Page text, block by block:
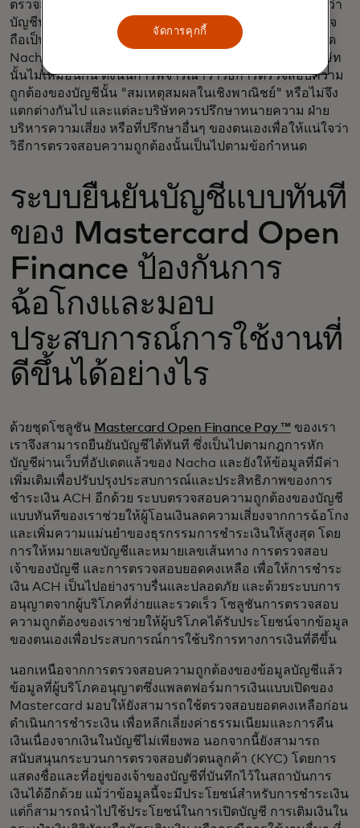
ตรวจสอบความถูกต้องอื่นๆ อีกด้วย ตัวอย่างเช่น การพิสูจน์ว่า
บัญชีนั้นมีประวัติการชำระเงินสำเร็จที่น่าเชื่อถือมาก่อน อาจ
ถือเป็นการตรวจสอบความถูกต้องที่เพียงพอแล้ว ในท้ายที่สุด
Nacha ตระหนักดีว่าสถานะและสถานการณ์ของแต่ละบริษัท
นั้นไม่เหมือนกัน ดังนั้นการพิจารณาว่าวิธีการตรวจสอบความ
ถูกต้องของบัญชีนั้น "สมเหตุสมผลในเชิงพาณิชย์" หรือไม่จึง
แตกต่างกันไป และแต่ละบริษัทควรปรึกษาทนายความ ฝ่าย
บริหารความเสี่ยง หรือที่ปรึกษาอื่นๆ ของตนเองเพื่อให้แน่ใจว่า
วิธีการตรวจสอบความถูกต้องนั้นเป็นไปตามข้อกำหนด
ระบบยืนยันบัญชีแบบทันที
ของ Mastercard Open
Finance ป้องกันการ
ฉ้อโกงและมอบ
ประสบการณ์การใช้งานที่
ดีขึ้นได้อย่างไร
ด้วยชุดโซลูชัน Mastercard Open Finance Pay ™ ของเรา
เราจึงสามารถยืนยันบัญชีได้ทันที ซึ่งเป็นไปตามกฎการหัก
บัญชีผ่านเว็บที่อัปเดตแล้วของ Nacha และยังให้ข้อมูลที่มีค่า
เพิ่มเติมเพื่อปรับปรุงประสบการณ์และประสิทธิภาพของการ
ชำระเงิน ACH อีกด้วย ระบบตรวจสอบความถูกต้องของบัญชี
แบบทันทีของเราช่วยให้ผู้โอนเงินลดความเสี่ยงจากการฉ้อโกง
และเพิ่มความแม่นยำของธุรกรรมการชำระเงินให้สูงสุด โดย
การให้หมายเลขบัญชีและหมายเลขเส้นทาง การตรวจสอบ
เจ้าของบัญชี และการตรวจสอบยอดคงเหลือ เพื่อให้การชำระ
เงิน ACH เป็นไปอย่างราบรื่นและปลอดภัย และด้วยระบบการ
อนุญาตจากผู้บริโภคที่ง่ายและรวดเร็ว โซลูชันการตรวจสอบ
ความถูกต้องของเราช่วยให้ผู้บริโภคได้รับประโยชน์จากข้อมูล
ของตนเองเพื่อประสบการณ์การใช้บริการทางการเงินที่ดีขึ้น
นอกเหนือจากการตรวจสอบความถูกต้องของข้อมูลบัญชีแล้ว
ข้อมูลที่ผู้บริโภคอนุญาตซึ่งแพลตฟอร์มการเงินแบบเปิดของ
Mastercard มอบให้ยังสามารถใช้ตรวจสอบยอดคงเหลือก่อน
ดำเนินการชำระเงิน เพื่อหลีกเลี่ยงค่าธรรมเนียมและการคืน
เงินเนื่องจากเงินในบัญชีไม่เพียงพอ นอกจากนี้ยังสามารถ
สนับสนุนกระบวนการตรวจสอบตัวตนลูกค้า (KYC) โดยการ
แสดงชื่อและที่อยู่ของเจ้าของบัญชีที่บันทึกไว้ในสถาบันการ
เงินได้อีกด้วย แม้ว่าข้อมูลนี้จะมีประโยชน์สำหรับการชำระเงิน
แต่ก็สามารถนำไปใช้ประโยชน์ในการเปิดบัญชี การเติมเงินใน
จัดการคุกกี้